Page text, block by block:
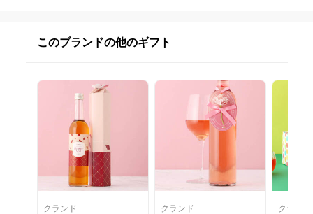
このブランドの他のギフト
クランド
クランド
クランド